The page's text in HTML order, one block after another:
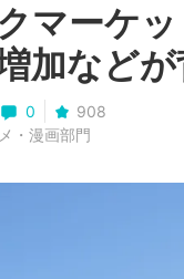
クマーケ
加など
0
908
・漫画部門